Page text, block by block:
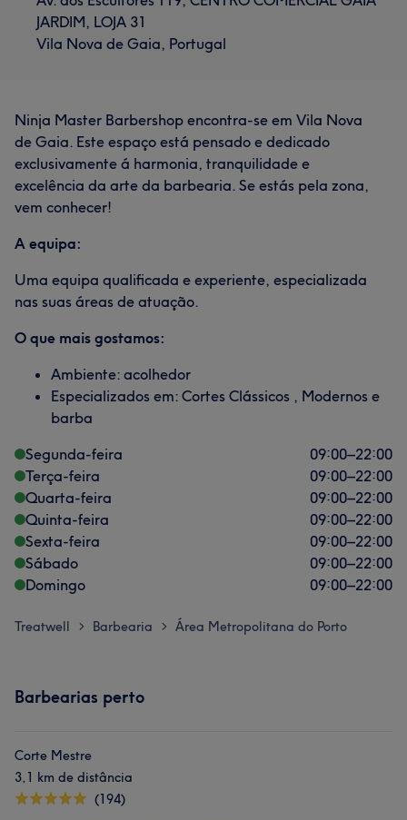
JARDIM, LOJA 31
Vila Nova de Gaia, Portugal
Ninja Master Barbershop encontra-se em Vila Nova
de Gaia. Este espaço está pensado e dedicado
exclusivamente á harmonia, tranquilidade e
excelência da arte da barbearia. Se estás pela zona,
vem conhecer!
A equipa:
Uma equipa qualificada e experiente, especializada
nas suas áreas de atuação.
O que mais gostamos:
Ambiente: acolhedor
Especializados em: Cortes Clássicos , Modernos e
barba
Segunda-feira
09:00–22:00
Terça-feira
09:00–22:00
Quarta-feira
09:00–22:00
Quinta-feira
09:00–22:00
Sexta-feira
09:00–22:00
Sábado
09:00–22:00
Domingo
09:00–22:00
Treatwell > Barbearia > Área Metropolitana do Porto
Barbearias perto
Corte Mestre
3,1 km de distância
(194)